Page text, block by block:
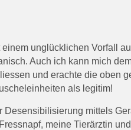
unglücklichen Vorfall
Auch ich kann mich
und erachte die oben
als legitim!
Desensibilisierung mittels
meine Tierärztin